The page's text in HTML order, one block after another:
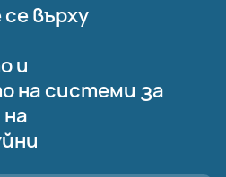
върху
и
на системи за